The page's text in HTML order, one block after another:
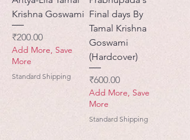
Krishna Goswami
मूल्य
₹200.00
Add More, Save
More
Standard Shipping
Final days By
Tamal Krishna
Goswami
(Hardcover)
मूल्य
₹600.00
Add More, Save
More
Standard Shipping